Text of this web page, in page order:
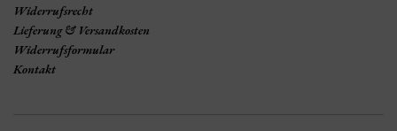
Widerrufsrecht
Lieferung & Versandkosten
Widerrufsformular
Kontakt